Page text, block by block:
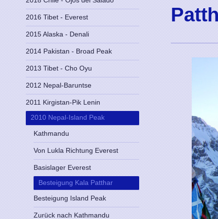
2016 Tibet - Everest
2015 Alaska - Denali
2014 Pakistan - Broad Peak
2013 Tibet - Cho Oyu
2012 Nepal-Baruntse
2011 Kirgistan-Pik Lenin
2010 Nepal-Island Peak
Kathmandu
Von Lukla Richtung Everest
Basislager Everest
Besteigung Kala Patthar
Besteigung Island Peak
Zurück nach Kathmandu